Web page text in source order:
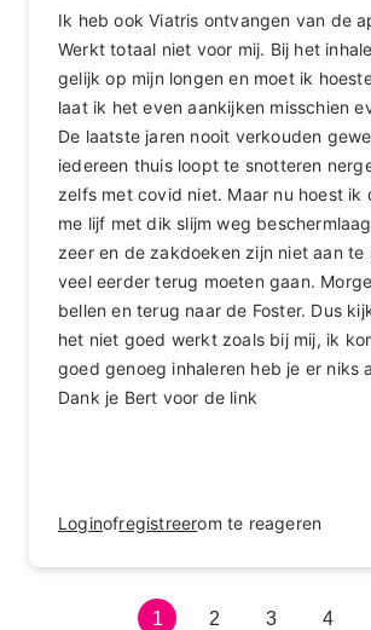
Ik heb ook Viatris ontvangen van de
Werkt totaal niet voor mij. Bij het
gelijk op mijn longen en moet ik
laat ik het even aankijken misschien
De laatste jaren nooit verkouden
iedereen thuis loopt te snotteren
zelfs met covid niet. Maar nu hoest ik
me lijf met dik slijm weg
zeer en de zakdoeken zijn niet aan te
veel eerder terug moeten gaan.
bellen en terug naar de Foster. Dus
het niet goed werkt zoals bij mij, ik
goed genoeg inhaleren heb je er niks
Dank je Bert voor de link
Loginofregistreerom te reageren
Huidige
1 Pagina
2 Pagina
3 4